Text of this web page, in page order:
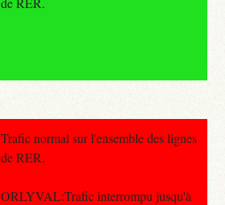
Trafic normal sur l'ensemble des lignes
de RER.
ORLYVAL:Trafic interrompu jusqu'à